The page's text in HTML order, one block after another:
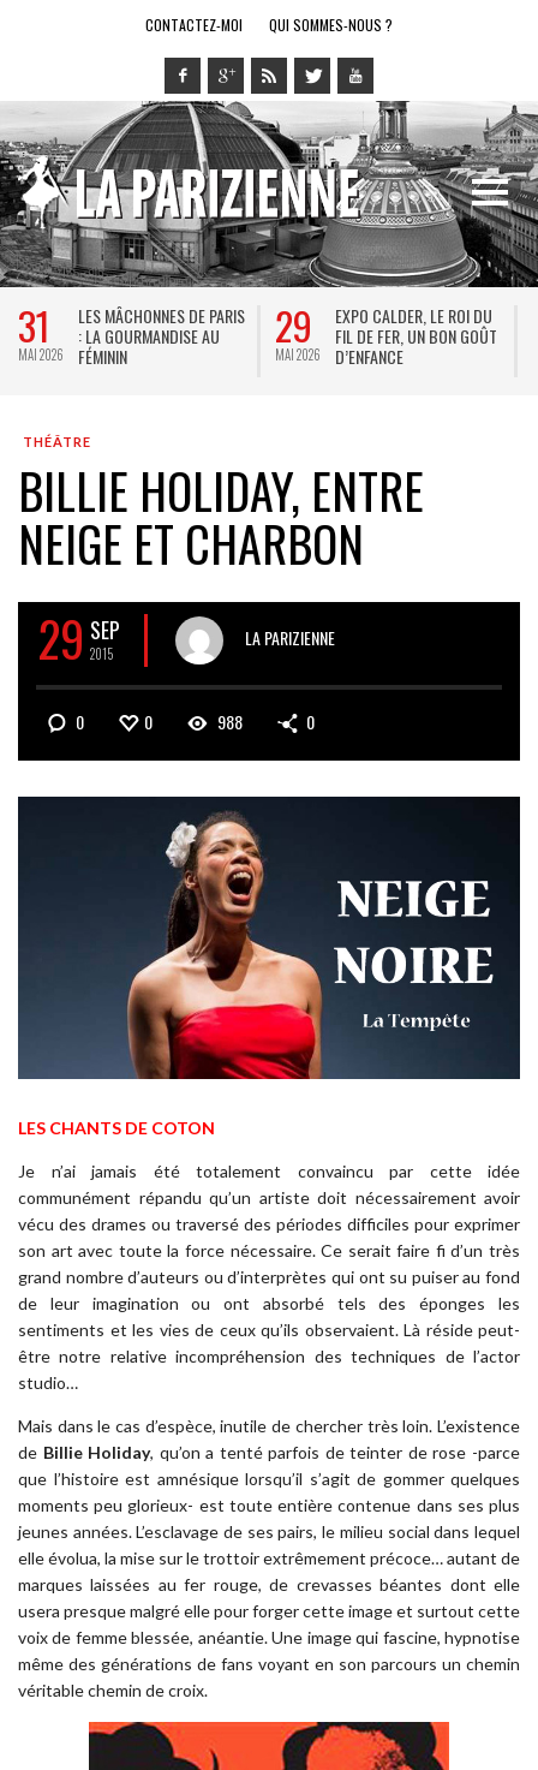
CONTACTEZ-MOI QUI SOMMES-NOUS ?
MÂCHONNES DE PARIS
GOURMANDISE AU
29
EXPO CALDER, LE ROI DU
FIL DE FER, UN BON GOÛT
D’ENFANCE
28
THÉÂTRE
BILLIE HOLIDAY, ENTRE
NEIGE ET CHARBON
29 SEP
2015
LA PARIZIENNE
0 0 988 0
LES CHANTS DE COTON
Je n’ai jamais été totalement convaincu par cette idée
communément répandu qu’un artiste doit nécessairement avoir
vécu des drames ou traversé des périodes difficiles pour exprimer
son art avec toute la force nécessaire. Ce serait faire fi d’un très
grand nombre d’auteurs ou d’interprètes qui ont su puiser au fond
de leur imagination ou ont absorbé tels des éponges les
sentiments et les vies de ceux qu’ils observaient. Là réside peut-
être notre relative incompréhension des techniques de l’actor
studio…
Mais dans le cas d’espèce, inutile de chercher très loin. L’existence
de Billie Holiday, qu’on a tenté parfois de teinter de rose -parce
que l’histoire est amnésique lorsqu’il s’agit de gommer quelques
moments peu glorieux- est toute entière contenue dans ses plus
jeunes années. L’esclavage de ses pairs, le milieu social dans lequel
elle évolua, la mise sur le trottoir extrêmement précoce… autant de
marques laissées au fer rouge, de crevasses béantes dont elle
usera presque malgré elle pour forger cette image et surtout cette
voix de femme blessée, anéantie. Une image qui fascine, hypnotise
même des générations de fans voyant en son parcours un chemin
véritable chemin de croix.